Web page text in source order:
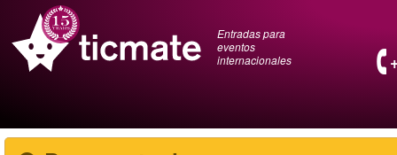
Entradas para
eventos
internacionales